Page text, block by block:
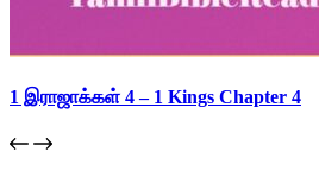
1 இராஜாக்கள் 4 – 1 Kings Chapter 4